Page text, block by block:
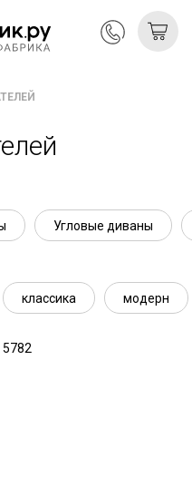
Угловые диваны
классика модерн
5782
коллекция